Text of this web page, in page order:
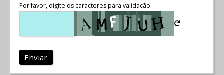
Por favor, digite os caracteres para validação:
Enviar